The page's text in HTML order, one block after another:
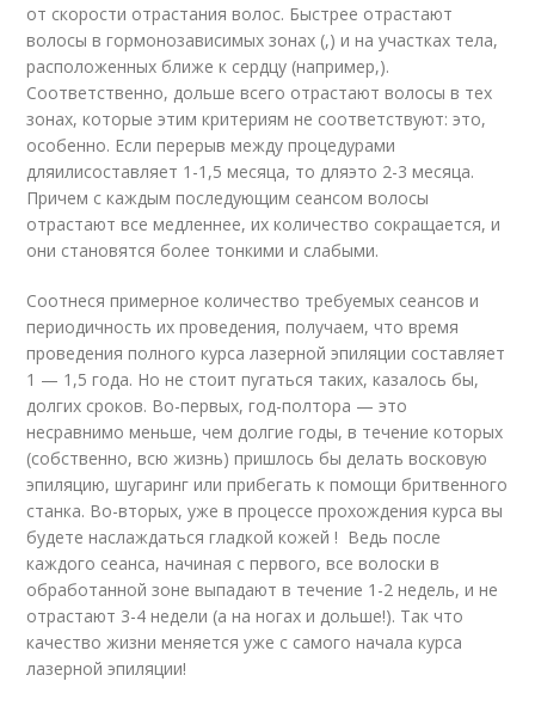
от скорости отрастания волос. Быстрее отрастают
волосы в гормонозависимых зонах (,) и на участках тела,
расположенных ближе к сердцу (например,).
Соответственно, дольше всего отрастают волосы в тех
зонах, которые этим критериям не соответствуют: это,
особенно. Если перерыв между процедурами
дляилисоставляет 1-1,5 месяца, то дляэто 2-3 месяца.
Причем с каждым последующим сеансом волосы
отрастают все медленнее, их количество сокращается, и
они становятся более тонкими и слабыми.
Соотнеся примерное количество требуемых сеансов и
периодичность их проведения, получаем, что время
проведения полного курса лазерной эпиляции составляет
1 — 1,5 года. Но не стоит пугаться таких, казалось бы,
долгих сроков. Во-первых, год-полтора — это
несравнимо меньше, чем долгие годы, в течение которых
(собственно, всю жизнь) пришлось бы делать восковую
эпиляцию, шугаринг или прибегать к помощи бритвенного
станка. Во-вторых, уже в процессе прохождения курса вы
будете наслаждаться гладкой кожей ! Ведь после
каждого сеанса, начиная с первого, все волоски в
обработанной зоне выпадают в течение 1-2 недель, и не
отрастают 3-4 недели (а на ногах и дольше!). Так что
качество жизни меняется уже с самого начала курса
лазерной эпиляции!